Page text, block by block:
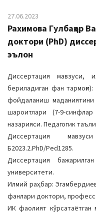
27.06.2023
Рахимова Гулбаҳор
доктори (PhD)
эълон
Диссертация мавзуси,
бериладиган фан
фойдаланиш маданиятини
шароитлари (7-9-
назарияси. Педагогик
Диссертация
Б2023.2.PhD/Ped1285.
Диссертация
университети.
Илмий раҳбар:
фанлари доктори,
ИК фаолият кўрсатаётган